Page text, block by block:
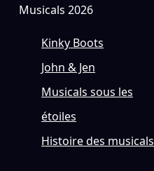
Musicals 2026
Kinky Boots
John & Jen
Musicals sous les
étoiles
Histoire des musicals